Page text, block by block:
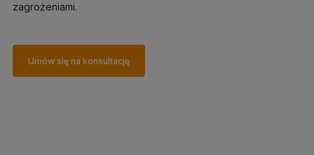
zagrożeniami.
Umów się na konsultację